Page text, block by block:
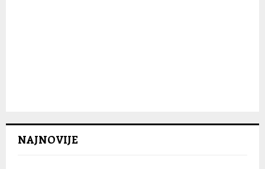
NAJNOVIJE